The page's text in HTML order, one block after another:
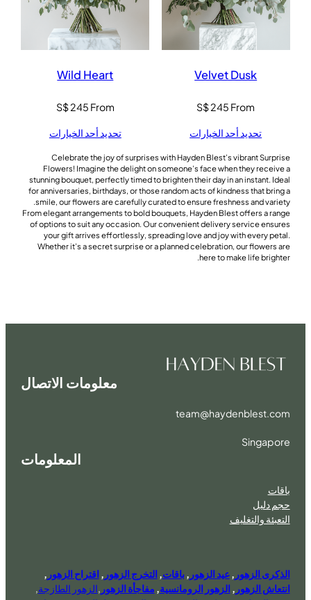
Velvet Dusk
From
S$245
تحديد أحد الخيارات
Wild Heart
From
S$245
تحديد أحد الخيارات
Celebrate the joy of surprises with Hayden Blest’s vibrant Surprise
Flowers! Imagine the delight on someone’s face when they receive a
stunning bouquet, perfectly timed to brighten their day in an instant. Ideal
for anniversaries, birthdays, or those random acts of kindness that bring a
smile, our flowers are carefully curated to ensure freshness and variety.
From elegant arrangements to bold bouquets, Hayden Blest offers a range
of options to suit any occasion. Our convenient delivery service ensures
your gift arrives effortlessly, spreading love and joy with every petal.
Whether it’s a secret surprise or a planned celebration, our flowers are
here to make life brighter.
معلومات الاتصال
team@haydenblest.com
Singapore
المعلومات
باقات
حجم دليل
التعبئة والتغليف
الذكرى الزهور ,عيد الزهور ,باقات, التخرج الزهور , اقتراح الزهور ,
انتعاش الزهور , الزهور الرومانسية, مفاجأة الزهور ,الزهور الطازجة,